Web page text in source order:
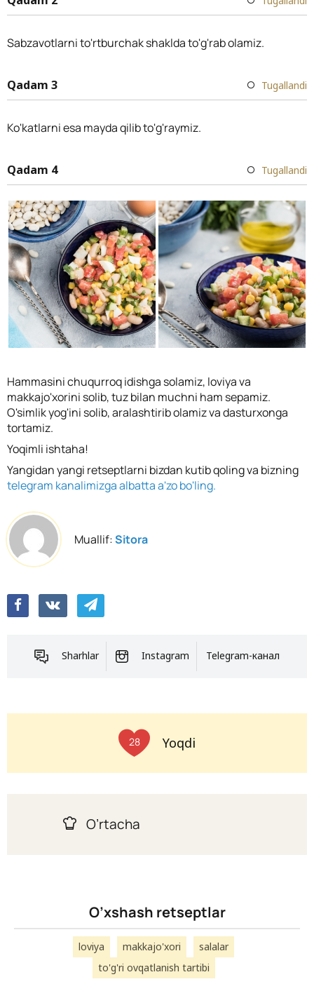
Sabzavotlarni to'rtburchak shaklda to'g'rab olamiz.
Qadam 3 Tugallandi
Ko'katlarni esa mayda qilib to'g'raymiz.
Qadam 4 Tugallandi
Hammasini chuqurroq idishga solamiz, loviya va
makkajo'xorini solib, tuz bilan muchni ham sepamiz.
O'simlik yog'ini solib, aralashtirib olamiz va dasturxonga
tortamiz.
Yoqimli ishtaha!
Yangidan yangi retseptlarni bizdan kutib qoling va bizning
telegram kanalimizga albatta a'zo bo'ling.
Muallif:Sitora
Sharhlar Instagram Telegram-канал
28 Yoqdi
O’rtacha
O’xshash retseptlar
loviya makkajo'xori
salalar
to'g'ri ovqatlanish tartibi